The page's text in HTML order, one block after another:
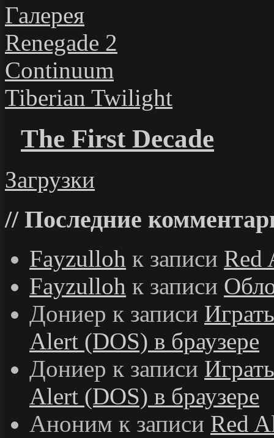
Галерея
Renegade 2
Continuum
Tiberian Twilight
The First Decade
Загрузки
Последние
Fayzulloh к записи Red
Fayzulloh к записи
Дониер к записи
Alert (DOS) в браузере
Дониер к записи
Alert (DOS) в браузере
Аноним к записи Red